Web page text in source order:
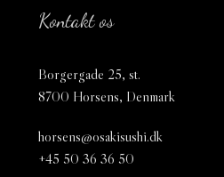
Kontakt os
Borgergade 25, st.
8700 Horsens, Denmark
horsens@osakisushi.dk
+45 50 36 36 50